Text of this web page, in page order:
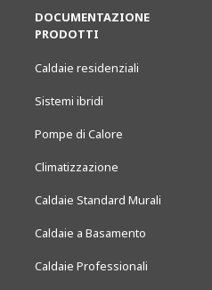
DOCUMENTAZIONE
PRODOTTI
Caldaie residenziali
Sistemi ibridi
Pompe di Calore
Climatizzazione
Caldaie Standard Murali
Caldaie a Basamento
Caldaie Professionali